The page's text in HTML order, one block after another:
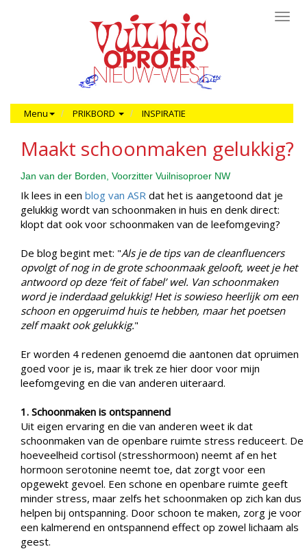
Menu PRIKBORD INSPIRATIE
Maakt schoonmaken gelukkig?
Jan van der Borden, Voorzitter Vuilnisoproer NW
Ik lees in een blog van ASR dat het is aangetoond dat je
gelukkig wordt van schoonmaken in huis en denk direct:
klopt dat ook voor schoonmaken van de leefomgeving?
De blog begint met: "Als je de tips van de cleanfluencers
opvolgt of nog in de grote schoonmaak gelooft, weet je het
antwoord op deze ‘feit of fabel’ wel. Van schoonmaken
word je inderdaad gelukkig! Het is sowieso heerlijk om een
schoon en opgeruimd huis te hebben, maar het poetsen
zelf maakt ook gelukkig."
Er worden 4 redenen genoemd die aantonen dat opruimen
goed voor je is, maar ik trek ze hier door voor mijn
leefomgeving en die van anderen uiteraard.
1. Schoonmaken is ontspannend
Uit eigen ervaring en die van anderen weet ik dat
schoonmaken van de openbare ruimte stress reduceert. De
hoeveelheid cortisol (stresshormoon) neemt af en het
hormoon serotonine neemt toe, dat zorgt voor een
opgewekt gevoel. Een schone en openbare ruimte geeft
minder stress, maar zelfs het schoonmaken op zich kan dus
helpen bij ontspanning. Door schoon te maken, zorg je voor
een kalmerend en ontspannend effect op zowel lichaam als
geest.